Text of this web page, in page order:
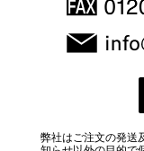
弊社はご注文の発送